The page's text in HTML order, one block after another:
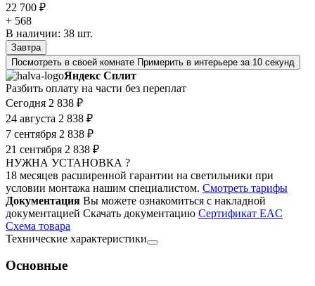
22 700 ₽
+ 568
В наличии: 38 шт.
Завтра
Посмотреть в своей комнате Примерить в интерьере за 10 секунд
Яндекс Сплит
Разбить оплату на части без переплат
Сегодня 2 838 ₽
24 августа 2 838 ₽
7 сентября 2 838 ₽
21 сентября 2 838 ₽
НУЖНА УСТАНОВКА ?
18 месяцев расширенной гарантии на светильники при
условии монтажа нашим специалистом. Смотреть тарифы
Документация Вы можете ознакомиться с накладной
документацией Скачать документацию Cертификат EAC
Cхема товара
Технические характеристики
Основные